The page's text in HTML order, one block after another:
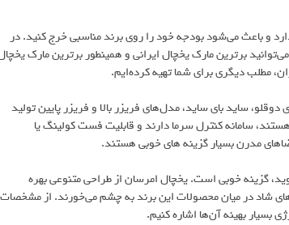
و باعث می‌شود بودجه خود را روی برند مناسبی خرج کنید. در
برترین مارک یخچال ایرانی و همینطور برترین مارک
مطلب دیگری برای شما تهیه کرده‌ایم.
ساید بای ساید، مدل‌های فریزر بالا و فریزر پایین تولید
سامانه کنترل سرما دارند و قابلیت فست کولینگ یا
مدرن بسیار گزینه های خوبی هستند.
گزینه خوبی است. یخچال‌ امرسان از طراحی متنوعی بهره
شاد در میان محصولات این برند به چشم می‌خورند. از مشخصات
بسیار بهینه آن‌ها اشاره کنیم.